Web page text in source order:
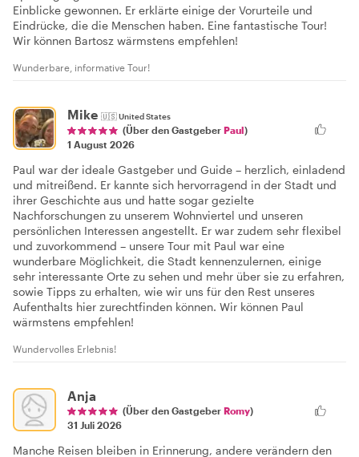
Einblicke gewonnen. Er erklärte einige der Vorurteile und
Eindrücke, die die Menschen haben. Eine fantastische Tour!
Wir können Bartosz wärmstens empfehlen!
Wunderbare, informative Tour!
Mike 🇺🇸United States
(Über den Gastgeber Paul)
1 August 2026
Paul war der ideale Gastgeber und Guide – herzlich, einladend
und mitreißend. Er kannte sich hervorragend in der Stadt und
ihrer Geschichte aus und hatte sogar gezielte
Nachforschungen zu unserem Wohnviertel und unseren
persönlichen Interessen angestellt. Er war zudem sehr flexibel
und zuvorkommend – unsere Tour mit Paul war eine
wunderbare Möglichkeit, die Stadt kennenzulernen, einige
sehr interessante Orte zu sehen und mehr über sie zu erfahren,
sowie Tipps zu erhalten, wie wir uns für den Rest unseres
Aufenthalts hier zurechtfinden können. Wir können Paul
wärmstens empfehlen!
Wundervolles Erlebnis!
Anja
(Über den Gastgeber Romy)
31 Juli 2026
Manche Reisen bleiben in Erinnerung, andere verändern den